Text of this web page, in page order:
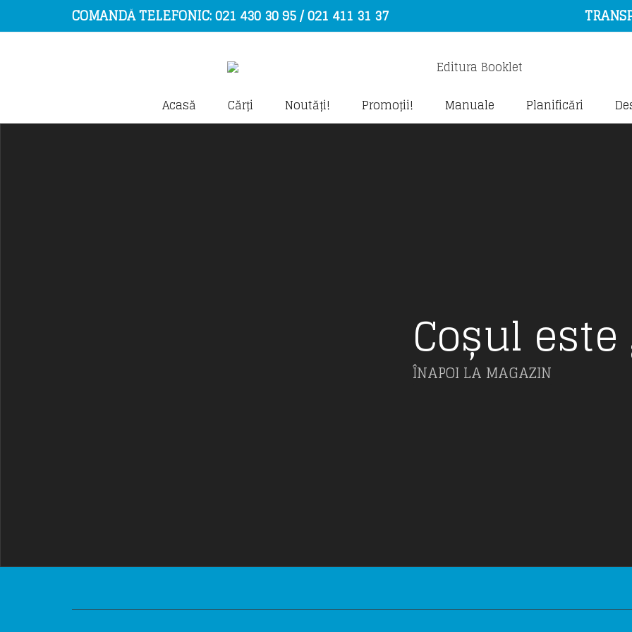
COMANDĂ TELEFONIC: 021 430 30 95 / 021 411 31 37
Acasă Cărți Noutăți! Promoții! Manuale Planificări
Coșul
ÎNAPOI LA MAGAZIN